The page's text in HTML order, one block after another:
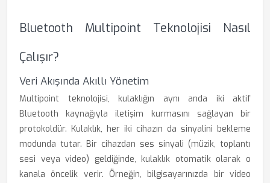
Bluetooth Multipoint Teknolojisi Nasıl
Çalışır?
Veri Akışında Akıllı Yönetim
Multipoint teknolojisi, kulaklığın aynı anda iki aktif
Bluetooth kaynağıyla iletişim kurmasını sağlayan bir
protokoldür. Kulaklık, her iki cihazın da sinyalini bekleme
modunda tutar. Bir cihazdan ses sinyali (müzik, toplantı
sesi veya video) geldiğinde, kulaklık otomatik olarak o
kanala öncelik verir. Örneğin, bilgisayarınızda bir video